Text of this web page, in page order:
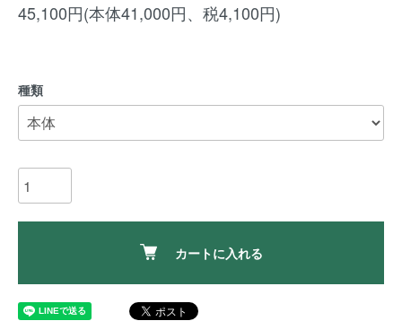
45,100円(本体41,000円、税4,100円)
種類
カートに入れる